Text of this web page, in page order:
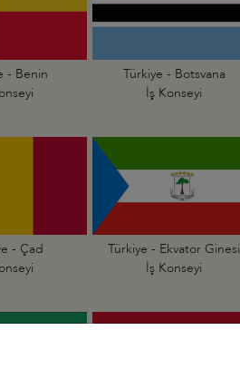
- Benin
Türkiye - Botsvana
İş Konseyi
- Çad
Türkiye - Ekvator Ginesi
İş Konseyi